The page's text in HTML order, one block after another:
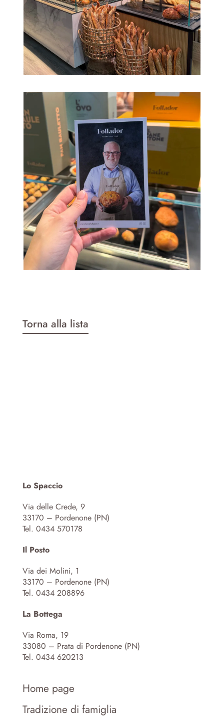
Torna alla lista
Lo Spaccio
Via delle Crede, 9
33170 – Pordenone (PN)
Tel. 0434 570178
Il Posto
Via dei Molini, 1
33170 – Pordenone (PN)
Tel. 0434 208896
La Bottega
Via Roma, 19
33080 – Prata di Pordenone (PN)
Tel. 0434 620213
Home page
Tradizione di famiglia